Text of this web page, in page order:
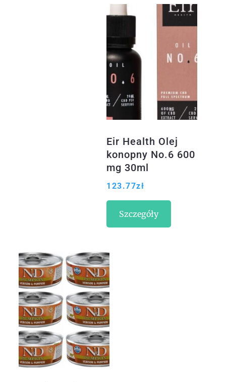
Eir Health Olej
konopny No.6 600
mg 30ml
123.77zł
Szczegóły